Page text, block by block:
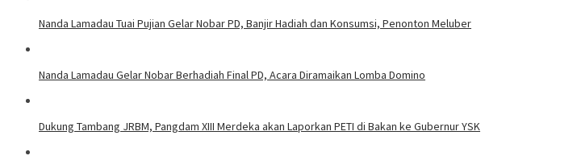
Nanda Lamadau Tuai Pujian Gelar Nobar PD, Banjir Hadiah dan Konsumsi, Penonton Meluber
Nanda Lamadau Gelar Nobar Berhadiah Final PD, Acara Diramaikan Lomba Domino
Dukung Tambang JRBM, Pangdam XIII Merdeka akan Laporkan PETI di Bakan ke Gubernur YSK